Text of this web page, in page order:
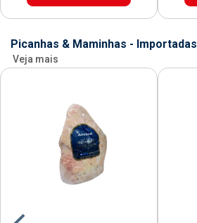
Picanhas & Maminhas - Importadas
Veja mais